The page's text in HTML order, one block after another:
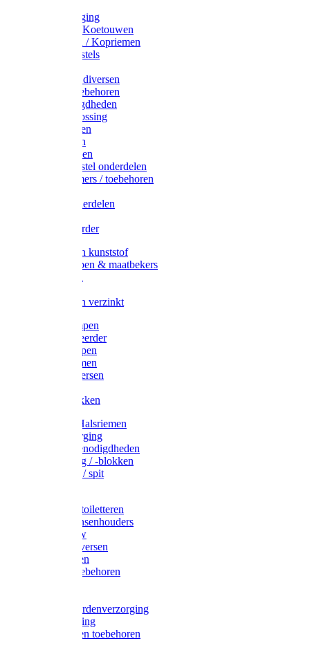
Uierverzorging
Halsters & Koetouwen
Halsriemen / Kopriemen
Koerugborstels
Koe / Stier diversen
Melkers toebehoren
Stalbenodigdheden
Kalververlossing
Stierenringen
Onthoornen
Kalverflessen
Koerugborstel onderdelen
Kalveremmers / toebehoren
Koelift onderdelen
Uieronthaarder
Voerbakken kunststof
Voerscheppen & maatbekers
Voerbakken verzinkt
Warmtelampen
Staartcoupeerder
Biggenkappen
Neuskrammen
Varken diversen
Varkensbakken
Halsters / Halsriemen
Hoefverzorging
Lammer benodigdheden
Ramdektuig / -blokken
Vastzetpen / spit
Poetsen & toiletteren
Zadel-/Trensenhouders
Halstertouw
Halsters diversen
Hoofdstellen
Zadel & toebehoren
Rapide paardenverzorging
Ruiter kleding
Hoofdstellen toebehoren